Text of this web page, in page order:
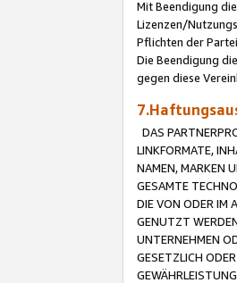
Mit Beendigung
Lizenzen/
Pflichten der
Die Beendigung
gegen diese
DAS
LINKFORMATE,
NAMEN, MARKEN
GESAMTE
DIE VON ODER IM
GENUTZT
UNTERNEHMEN
GESETZLICH